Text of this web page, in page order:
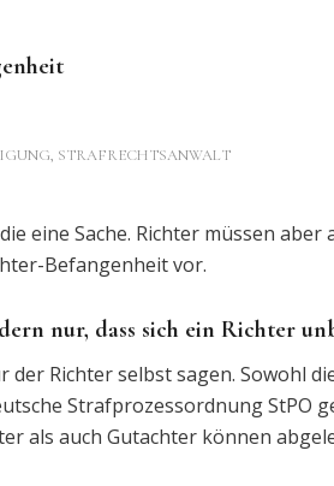
STRAFRECHTSANWALT
eine Sache. Richter müssen aber
Befangenheit vor.
nur, dass sich ein Richter
Richter selbst sagen. Sowohl
Strafprozessordnung StPO
als auch Gutachter können